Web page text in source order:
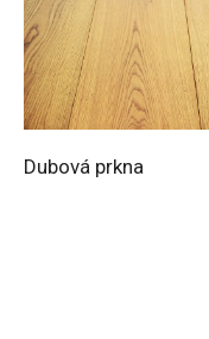
Dubová prkna